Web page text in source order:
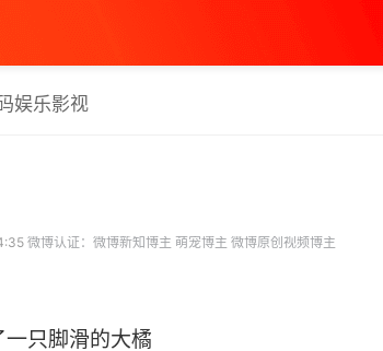
娱乐影视
微博认证：微博新知博主 萌宠博主 微博原创视频博主
只脚滑的大橘